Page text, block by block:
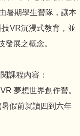
暑期學生營隊，讓本
VR沉浸式教育，並
發展之概念。
課程內容：
夢想世界創作營。
假前就讀四到六年